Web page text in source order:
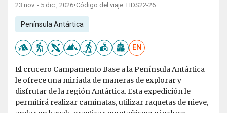
23 nov. - 5 dic., 2026•Código del viaje: HDS22-26
Península Antártica
EN
El crucero Campamento Base a la Península Antártica
le ofrece una miríada de maneras de explorar y
disfrutar de la región Antártica. Esta expedición le
permitirá realizar caminatas, utilizar raquetas de nieve,